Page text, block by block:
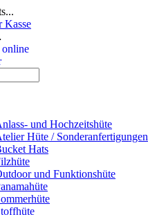
Kasse
und Hochzeitshüte
Hüte / Sonderanfertigungen
Hats
und Funktionshüte